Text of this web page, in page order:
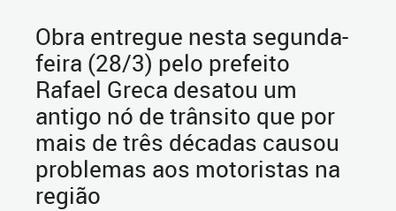
Obra entregue nesta segunda-
feira (28/3) pelo prefeito
Rafael Greca desatou um
antigo nó de trânsito que por
mais de três décadas causou
problemas aos motoristas na
região